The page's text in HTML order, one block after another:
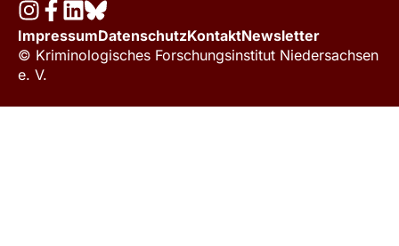
ImpressumDatenschutzKontaktNewsletter
© Kriminologisches Forschungsinstitut Niedersachsen
e. V.